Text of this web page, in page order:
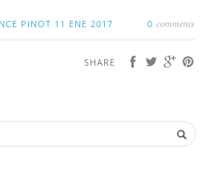
PINOT 11 ENE 2017 0 comments
SHARE